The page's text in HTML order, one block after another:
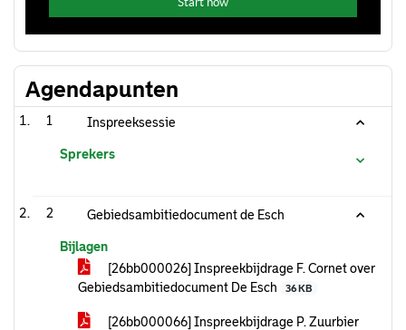
Agendapunten
1 Inspreeksessie
Sprekers
2 Gebiedsambitiedocument de Esch
Bijlagen
[26bb000026] Inspreekbijdrage F. Cornet over
Gebiedsambitiedocument De Esch
36 KB
[26bb000066] Inspreekbijdrage P. Zuurbier